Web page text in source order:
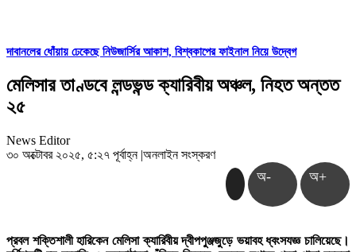
দাবানলের ধোঁয়ায় ঢেকেছে নিউজার্সির আকাশ, বিশ্বকাপের ফাইনাল নিয়ে উদ্বেগ
মেলিসার তাণ্ডবে লন্ডভন্ড ক্যারিবীয় অঞ্চল, নিহত অন্তত
২৫
News Editor
৩০ অক্টোবর ২০২৫, ৫:২৭ পূর্বাহ্ন |অনলাইন সংস্করণ
অ- অ+
প্রবল শক্তিশালী হারিকেন মেলিসা ক্যারিবীয় দ্বীপপুঞ্জজুড়ে ভয়াবহ ধ্বংসযজ্ঞ চালিয়েছে।